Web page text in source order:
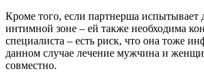
Кроме того, если партнерша испытывает
интимной зоне – ей также необходима
специалиста – есть риск, что она тоже
данном случае лечение мужчина и
совместно.